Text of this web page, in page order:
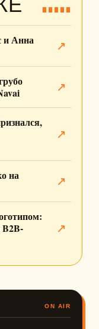
и Анна
↗
↗
↗
на
↗
B2B-
↗
ON AIR